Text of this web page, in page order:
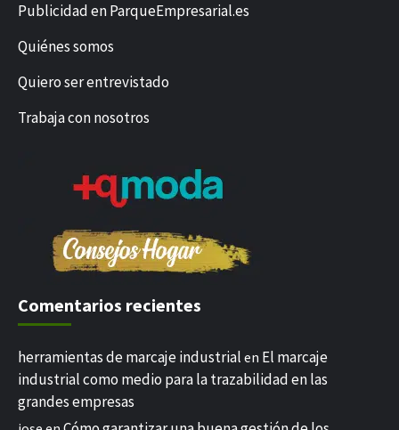
Publicidad en ParqueEmpresarial.es
Quiénes somos
Quiero ser entrevistado
Trabaja con nosotros
Comentarios recientes
herramientas de marcaje industrial en El marcaje
industrial como medio para la trazabilidad en las
grandes empresas